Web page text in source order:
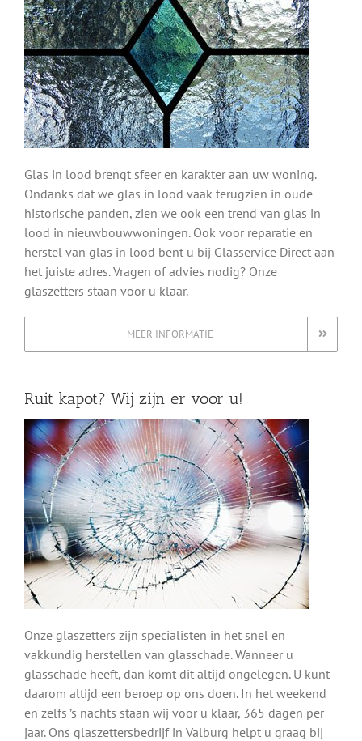
Glas in lood brengt sfeer en karakter aan uw woning.
Ondanks dat we glas in lood vaak terugzien in oude
historische panden, zien we ook een trend van glas in
lood in nieuwbouwwoningen. Ook voor reparatie en
herstel van glas in lood bent u bij Glasservice Direct aan
het juiste adres. Vragen of advies nodig? Onze
glaszetters staan voor u klaar.
MEER INFORMATIE
Ruit kapot? Wij zijn er voor u!
Onze glaszetters zijn specialisten in het snel en
vakkundig herstellen van glasschade. Wanneer u
glasschade heeft, dan komt dit altijd ongelegen. U kunt
daarom altijd een beroep op ons doen. In het weekend
en zelfs ’s nachts staan wij voor u klaar, 365 dagen per
jaar. Ons glaszettersbedrijf in Valburg helpt u graag bij